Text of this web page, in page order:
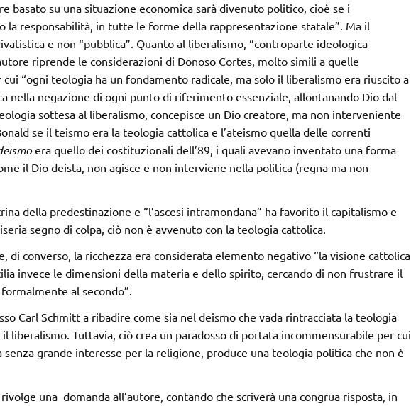
basato su una situazione economica sarà divenuto politico, cioè se i
la responsabilità, in tutte le forme della rappresentazione statale”. Ma il
e non “pubblica”. Quanto al liberalismo, “controparte ideologica
riprende le considerazioni di Donoso Cortes, molto simili a quelle
“ogni teologia ha un fondamento radicale, ma solo il liberalismo era riuscito a
nella negazione di ogni punto di riferimento essenziale, allontanando Dio dal
sottesa al liberalismo, concepisce un Dio creatore, ma non interveniente
se il teismo era la teologia cattolica e l’ateismo quella delle correnti
era quello dei costituzionali dell’89, i quali avevano inventato una forma
il Dio deista, non agisce e non interviene nella politica (regna ma non
della predestinazione e “l’ascesi intramondana” ha favorito il capitalismo e
segno di colpa, ciò non è avvenuto con la teologia cattolica.
di converso, la ricchezza era considerata elemento negativo “la visione cattolica
invece le dimensioni della materia e dello spirito, cercando di non frustrare il
al secondo”.
Carl Schmitt a ribadire come sia nel deismo che vada rintracciata la teologia
liberalismo. Tuttavia, ciò crea un paradosso di portata incommensurabile per cui
grande interesse per la religione, produce una teologia politica che non è
una domanda all’autore, contando che scriverà una congrua risposta, in